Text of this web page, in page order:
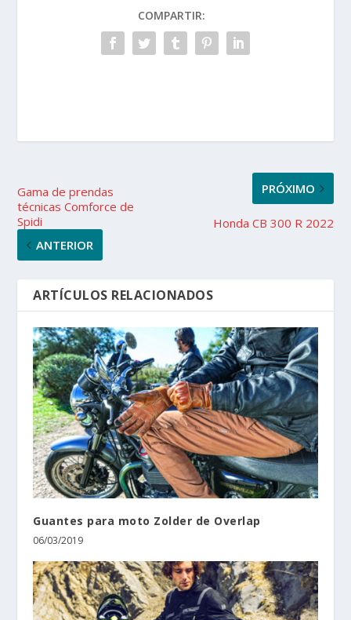
COMPARTIR:
Gama de prendas
técnicas Comforce de
Spidi
ANTERIOR
PRÓXIMO
Honda CB 300 R 2022
ARTÍCULOS RELACIONADOS
Guantes para moto Zolder de Overlap
06/03/2019